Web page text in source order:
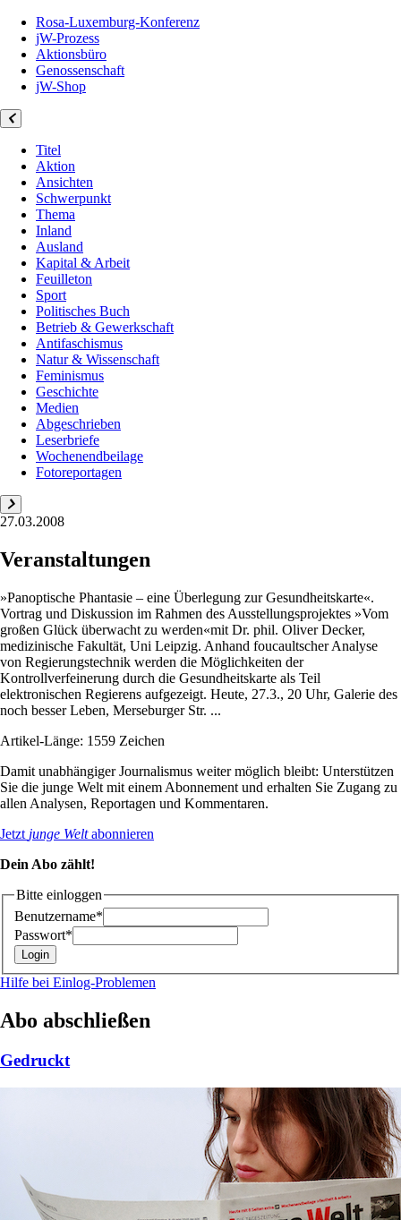
Rosa-Luxemburg-Konferenz
jW-Prozess
Aktionsbüro
Genossenschaft
jW-Shop
Titel
Aktion
Ansichten
Schwerpunkt
Thema
Inland
Ausland
Kapital & Arbeit
Feuilleton
Sport
Politisches Buch
Betrieb & Gewerkschaft
Antifaschismus
Natur & Wissenschaft
Feminismus
Geschichte
Medien
Abgeschrieben
Leserbriefe
Wochenendbeilage
Fotoreportagen
27.03.2008
Veranstaltungen
»Panoptische Phantasie – eine Überlegung zur Gesundheitskarte«.
Vortrag und Diskussion im Rahmen des Ausstellungsprojektes »Vom
großen Glück überwacht zu werden«mit Dr. phil. Oliver Decker,
medizinische Fakultät, Uni Leipzig. Anhand foucaultscher Analyse
von Regierungstechnik werden die Möglichkeiten der
Kontrollverfeinerung durch die Gesundheitskarte als Teil
elektronischen Regierens aufgezeigt. Heute, 27.3., 20 Uhr, Galerie des
noch besser Leben, Merseburger Str. ...
Artikel-Länge: 1559 Zeichen
Damit unabhängiger Journalismus weiter möglich bleibt: Unterstützen
Sie die junge Welt mit einem Abonnement und erhalten Sie Zugang zu
allen Analysen, Reportagen und Kommentaren.
Jetzt junge Weltabonnieren
Dein Abo zählt!
Bitte einloggen
Benutzername*
Passwort*
Hilfe bei Einlog-Problemen
Abo abschließen
Gedruckt